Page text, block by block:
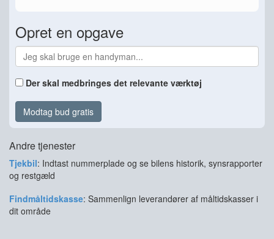
Opret en opgave
Der skal medbringes det relevante værktøj
Modtag bud gratis
Andre tjenester
Tjekbil: Indtast nummerplade og se bilens historik, synsrapporter
og restgæld
Findmåltidskasse: Sammenlign leverandører af måltidskasser i
dit område